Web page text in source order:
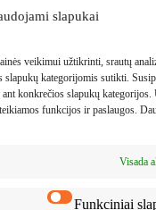
slapukai
veikimui užtikrinti, srautų
kategorijomis sutikti.
konkrečios slapukų kategorijos.
funkcijos ir paslaugos.
Visada
Funkciniai
po techniko